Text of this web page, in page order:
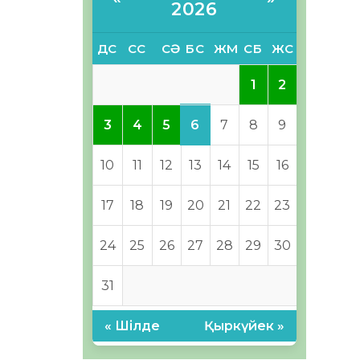
2026
ДС СС СӘ БС ЖМ СБ ЖС
1 2
3 4 5 6 7 8 9
10 11 12 13 14 15 16
17 18 19 20 21 22 23
24 25 26 27 28 29 30
31
« Шілде Қыркүйек »